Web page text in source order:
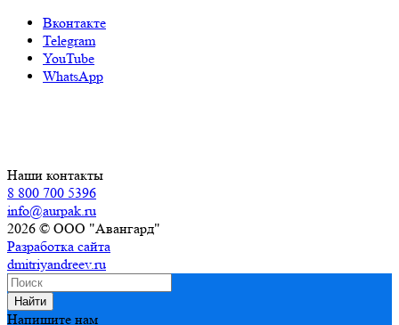
Вконтакте
Telegram
YouTube
WhatsApp
Наши контакты
8 800 700 5396
info@aurpak.ru
2026 © ООО "Авангард"
Разработка сайта
dmitriyandreev.ru
Найти
Напишите нам